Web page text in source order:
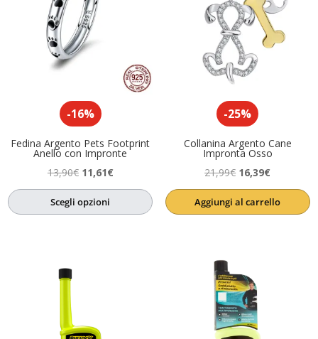
-16%
Fedina Argento Pets Footprint
Anello con Impronte
13,90€ Il
prezzo
originale
11,61€Il
prezzo
Scegli opzioni
-25%
Collanina Argento Cane
Impronta Osso
21,99€ Il
prezzo
originale
16,39€Il
prezzo
attuale
Aggiungi al carrello